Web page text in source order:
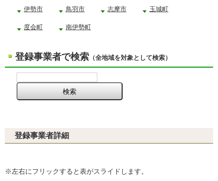
伊勢市 鳥羽市 志摩市 玉城町
度会町 南伊勢町
登録事業者で検索 （全地域を対象として検索）
登録事業者詳細
※左右にフリックすると表がスライドします。